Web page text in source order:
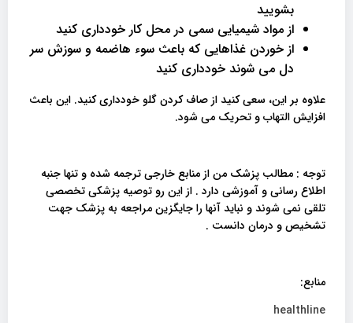
بشویید
از مواد شیمیایی سمی در محل کار خودداری کنید
از خوردن غذاهایی که باعث سوء هاضمه و سوزش سر
دل می شوند خودداری کنید
علاوه بر این، سعی کنید از صاف کردن گلو خودداری کنید. این باعث
افزایش التهاب و تحریک می شود.
توجه : مطالب پزشک من از منابع خارجی ترجمه شده و تنها جنبه
اطلاع رسانی و آموزشی دارد . از این رو توصیه پزشکی تخصصی
تلقی نمی شوند و نباید آنها را جایگزین مراجعه به پزشک جهت
تشخیص و درمان دانست .
منابع:
healthline